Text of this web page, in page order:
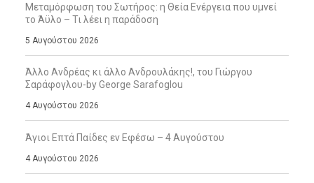
Μεταμόρφωση του Σωτήρος: η Θεία Ενέργεια που υμνεί
το Άϋλο – Τι λέει η παράδοση
5 Αυγούστου 2026
Άλλο Ανδρέας κι άλλο Ανδρουλάκης!, του Γιώργου
Σαράφογλου-by George Sarafoglou
4 Αυγούστου 2026
Άγιοι Επτά Παίδες εν Εφέσω – 4 Αυγούστου
4 Αυγούστου 2026